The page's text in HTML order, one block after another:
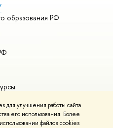
для улучшения работы сайта
его использования. Более
файлов cookies
образования РФ
контакты